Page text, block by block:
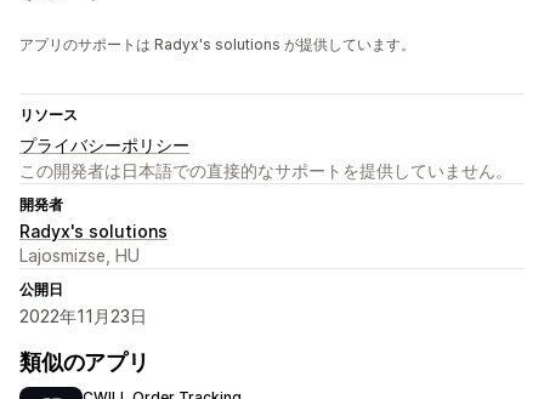
アプリのサポートは Radyx's solutions が提供しています。
リソース
プライバシーポリシー
この開発者は日本語での直接的なサポートを提供していません。
開発者
Radyx's solutions
Lajosmizse, HU
公開日
2022年11月23日
類似のアプリ